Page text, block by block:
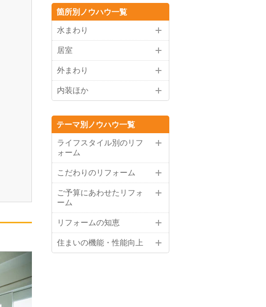
箇所別ノウハウ一覧
水まわり
居室
外まわり
内装ほか
テーマ別ノウハウ一覧
ライフスタイル別のリフ
ォーム
こだわりのリフォーム
ご予算にあわせたリフォ
ーム
リフォームの知恵
住まいの機能・性能向上